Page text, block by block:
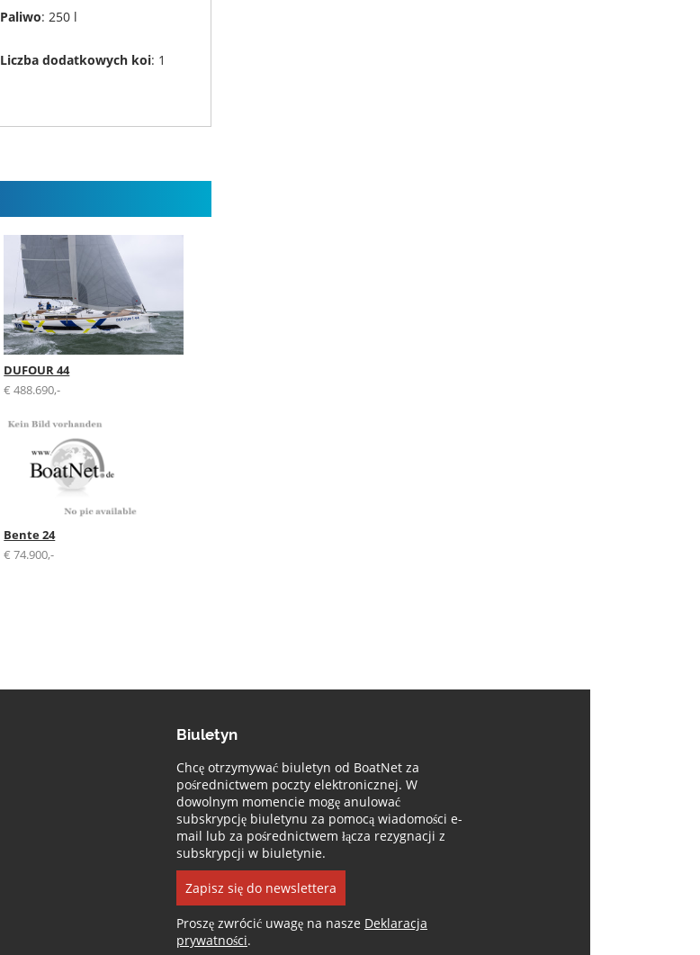
Paliwo: 250 l
Liczba dodatkowych koi: 1
DUFOUR 44
€ 488.690,-
Bente 24
€ 74.900,-
Biuletyn
Chcę otrzymywać biuletyn od BoatNet za
pośrednictwem poczty elektronicznej. W
dowolnym momencie mogę anulować
subskrypcję biuletynu za pomocą wiadomości e-
mail lub za pośrednictwem łącza rezygnacji z
subskrypcji w biuletynie.
Zapisz się do newslettera
Proszę zwrócić uwagę na nasze Deklaracja
prywatności.